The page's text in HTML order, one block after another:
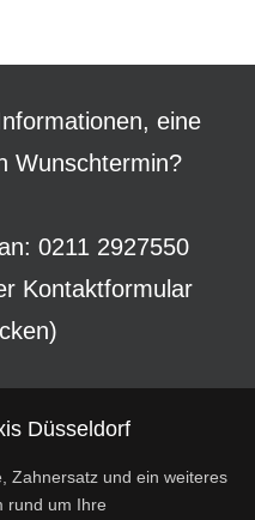
eine
Wunschtermin?
0211 2927550
Kontaktformular
Düsseldorf
Zahnersatz und ein weiteres
rund um Ihre